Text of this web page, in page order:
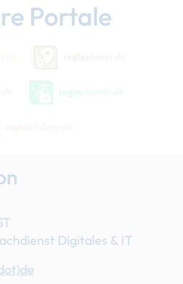
Portale
Digitales & IT